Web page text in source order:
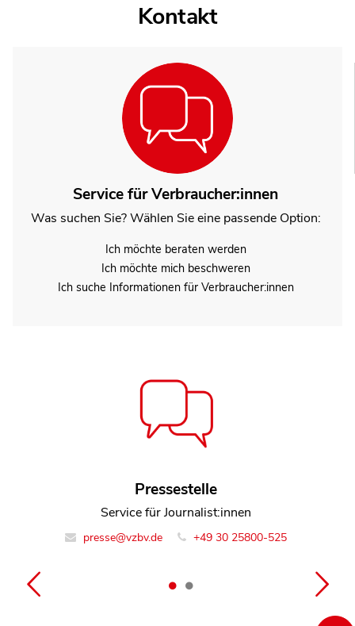
Kontakt
Service für Verbraucher:innen
Was suchen Sie? Wählen Sie eine passende Option:
Ich möchte beraten werden
Ich möchte mich beschweren
Ich suche Informationen für Verbraucher:innen
Pressestelle
Service für Journalist:innen
presse@vzbv.de +49 30 25800-525
Florian Munder
Leiter Team Energie und Bauen
info@vzbv.de +49 30 25800-0